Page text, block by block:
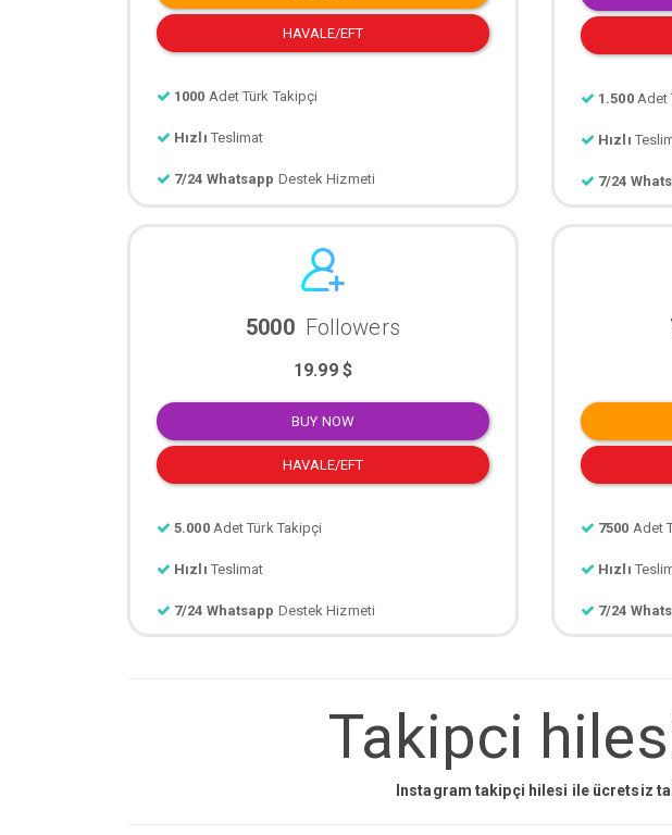
HAVALE/EFT
1000 Adet Türk Takipçi
Hızlı Teslimat
7/24 Whatsapp Destek Hizmeti
1.500 Adet
Hızlı
7/24
5000 Followers
19.99 $
BUY NOW
HAVALE/EFT
5.000 Adet Türk Takipçi
Hızlı Teslimat
7/24 Whatsapp Destek Hizmeti
7500 Adet
Hızlı
7/24
Takipci
Instagram takipçi hilesi ile ücretsiz